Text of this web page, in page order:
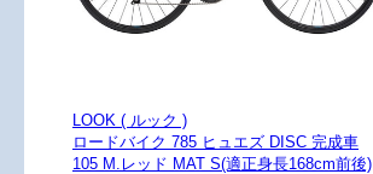
LOOK ( ルック )
ロードバイク 785 ヒュエズ DISC 完成車
105 M.レッド MAT S(適正身長168cm前後)